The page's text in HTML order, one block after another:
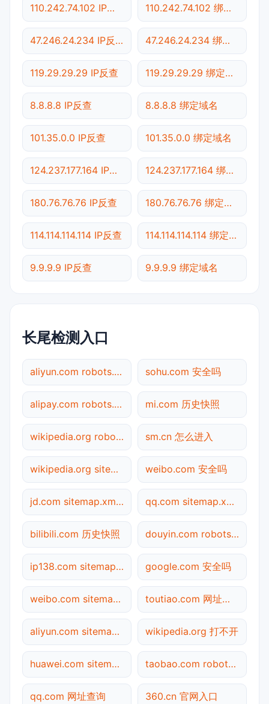
110.242.74.102 IP反查 110.242.74.102 绑定域名
47.246.24.234 IP反查 47.246.24.234 绑定域名
119.29.29.29 IP反查 119.29.29.29 绑定域名
8.8.8.8 IP反查 8.8.8.8 绑定域名
101.35.0.0 IP反查 101.35.0.0 绑定域名
124.237.177.164 IP反查 124.237.177.164 绑定域名
180.76.76.76 IP反查 180.76.76.76 绑定域名
114.114.114.114 IP反查 114.114.114.114 绑定域名
9.9.9.9 IP反查 9.9.9.9 绑定域名
长尾检测入口
aliyun.com robots.txt检测 sohu.com 安全吗
alipay.com robots.txt检测 mi.com 历史快照
wikipedia.org robots.txt检测 sm.cn 怎么进入
wikipedia.org sitemap.xml检测 weibo.com 安全吗
jd.com sitemap.xml检测 qq.com sitemap.xml检测
bilibili.com 历史快照 douyin.com robots.txt检测
ip138.com sitemap.xml检测 google.com 安全吗
weibo.com sitemap.xml检测 toutiao.com 网址查询
aliyun.com sitemap.xml检测 wikipedia.org 打不开
huawei.com sitemap.xml检测 taobao.com robots.txt检测
qq.com 网址查询 360.cn 官网入口